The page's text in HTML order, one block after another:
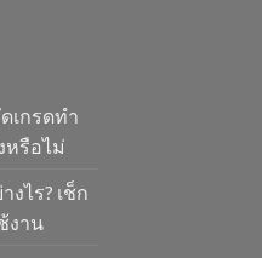
เกรดทำ
หรือไม่
งไร? เช็ก
งาน